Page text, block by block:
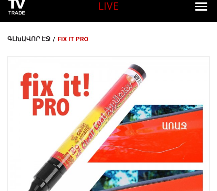
Խոհանոցային
Ֆիտնես
Գեղեցկություն ԵՒ Խնամք
Երեխաների Համար
Լավագույն Վաճառք
LIVE
ԳԼԽԱՎՈՐ ԷՋ / FIX IT PRO